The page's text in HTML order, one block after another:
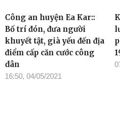
Công an huyện Ea Kar::
Bố trí đón, đưa người
khuyết tật, già yếu đến địa
điểm cấp căn cước công
dân
16:50, 04/05/2021